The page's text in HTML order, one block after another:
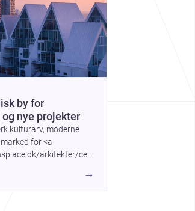
by for
nye projekter
kulturarv, moderne
for <a
arkitekter/central-
a> og <a
entreprenrer/central-
→